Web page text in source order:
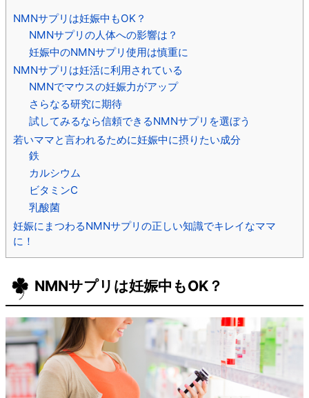
NMNサプリは妊娠中もOK？
NMNサプリの人体への影響は？
妊娠中のNMNサプリ使用は慎重に
NMNサプリは妊活に利用されている
NMNでマウスの妊娠力がアップ
さらなる研究に期待
試してみるなら信頼できるNMNサプリを選ぼう
若いママと言われるために妊娠中に摂りたい成分
鉄
カルシウム
ビタミンC
乳酸菌
妊娠にまつわるNMNサプリの正しい知識でキレイなママ
に！
NMNサプリは妊娠中もOK？